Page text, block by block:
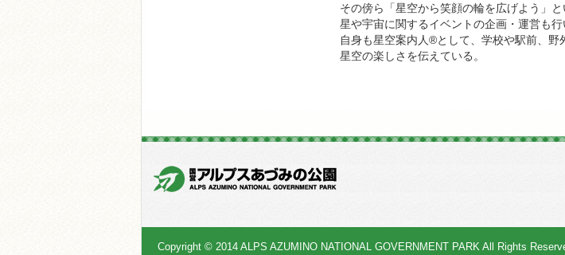
その傍ら「星空から笑顔の輪を広げよう」と
星や宇宙に関するイベントの企画・運営も行
自身も星空案内人®として、学校や駅前、野
星空の楽しさを伝えている。
Copyright © 2014 ALPS AZUMINO NATIONAL GOVERNMENT PARK All Rights